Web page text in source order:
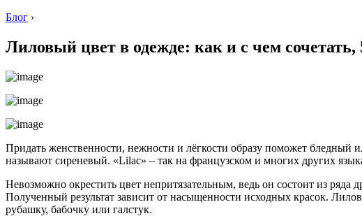
Блог ›
Лиловый цвет в одежде: как и с чем сочетать,
Придать женственности, нежности и лёгкости образу поможет
называют сиреневый. «Lilac» – так на французском и многих других
Невозможно окрестить цвет непритязательным, ведь он состоит из
Полученный результат зависит от насыщенности исходных красок.
рубашку, бабочку или галстук.